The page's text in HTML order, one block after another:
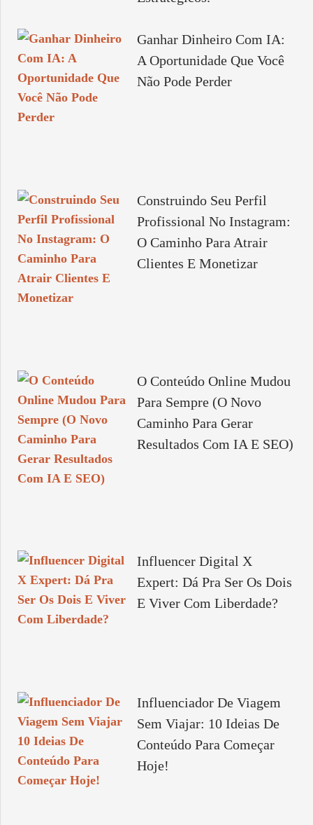
Ganhar Dinheiro Com IA:
A Oportunidade Que Você
Não Pode Perder
Construindo Seu Perfil
Profissional No Instagram:
O Caminho Para Atrair
Clientes E Monetizar
O Conteúdo Online Mudou
Para Sempre (O Novo
Caminho Para Gerar
Resultados Com IA E SEO)
Influencer Digital X
Expert: Dá Pra Ser Os Dois
E Viver Com Liberdade?
Influenciador De Viagem
Sem Viajar: 10 Ideias De
Conteúdo Para Começar
Hoje!